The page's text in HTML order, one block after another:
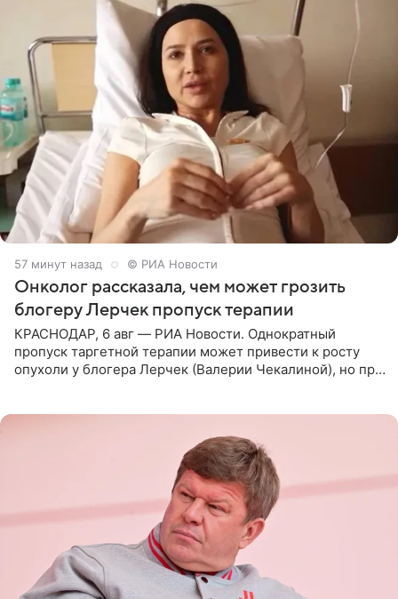
57 минут назад © РИА Новости
Онколог рассказала, чем может грозить
блогеру Лерчек пропуск терапии
КРАСНОДАР, 6 авг — РИА Новости. Однократный
пропуск таргетной терапии может привести к росту
опухоли у блогера Лерчек (Валерии Чекалиной), но при